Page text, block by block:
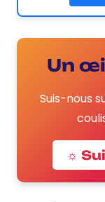
Un
Suis-nous
☼